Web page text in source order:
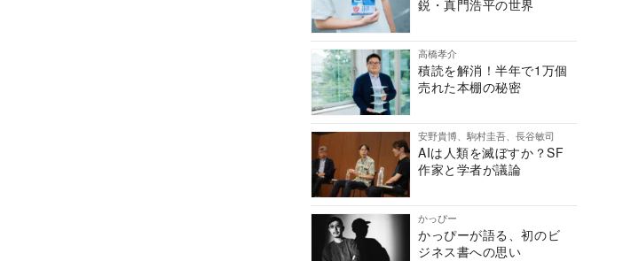
鋭・真門浩平の世界
高橋孝介
積読を解消！半年で1万個
売れた本棚の秘密
安野貴博、駒村圭吾、長谷敏司
AIは人類を滅ぼすか？SF
作家と学者が議論
かっぴー
かっぴーが語る、初のビ
ジネス書への思い